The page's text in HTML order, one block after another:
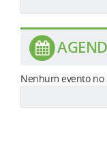
Nenhum evento no